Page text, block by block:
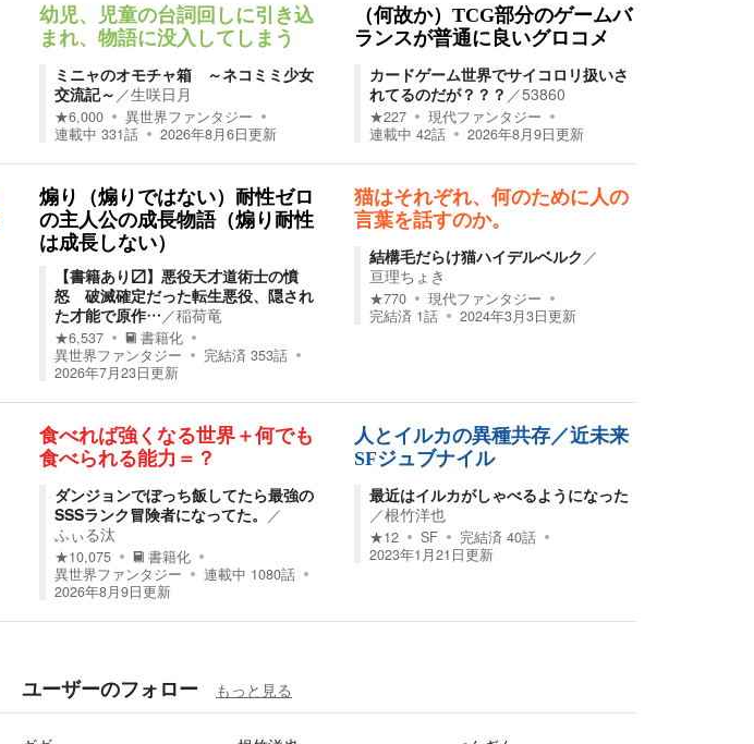
幼児、児童の台詞回しに引き込
まれ、物語に没入してしまう
ミニャのオモチャ箱 ～ネコミミ少女
交流記～ ／生咲日月
★6,000
異世界ファンタジー
連載中 331話 2026年8月6日更新
（何故か）TCG部分のゲームバ
ランスが普通に良いグロコメ
カードゲーム世界でサイコロリ扱いさ
れてるのだが？？？ ／53860
★227
現代ファンタジー
連載中 42話 2026年8月9日更新
煽り（煽りではない）耐性ゼロ
の主人公の成長物語（煽り耐性
は成長しない）
【書籍あり〼】悪役天才道術士の憤
怒 破滅確定だった転生悪役、隠され
た才能で原作…／稲荷竜
★6,537
書籍化
異世界ファンタジー
完結済 353話
2026年7月23日更新
猫はそれぞれ、何のために人の
言葉を話すのか。
結構毛だらけ猫ハイデルベルク ／
亘理ちょき
★770
現代ファンタジー
完結済 1話 2024年3月3日更新
食べれば強くなる世界＋何でも
食べられる能力＝？
ダンジョンでぼっち飯してたら最強の
SSSランク冒険者になってた。 ／
ふぃる汰
★10,075
書籍化
異世界ファンタジー
連載中 1080話
2026年8月9日更新
人とイルカの異種共存／近未来
SFジュブナイル
最近はイルカがしゃべるようになった
／根竹洋也
★12 SF 完結済 40話
2023年1月21日更新
ユーザーのフォロー もっと見る